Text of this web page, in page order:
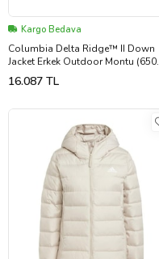
Kargo Bedava
Columbia Delta Ridge™ II Down
Jacket Erkek Outdoor Montu (650
Dolgu Kaz Tüyü) 2086241429 Mavi
16.087 TL